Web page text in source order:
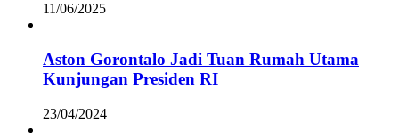
11/06/2025
Aston Gorontalo Jadi Tuan Rumah Utama
Kunjungan Presiden RI
23/04/2024